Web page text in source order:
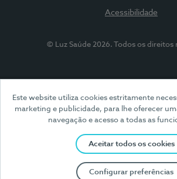
Este website utiliza cookies estritamente
marketing e publicidade, para lhe oferecer
navegação e acesso a todas as
Aceitar todos os cookies
Configurar preferências
Acessibilidade
© Luz Saúde 2026. Todos os direitos